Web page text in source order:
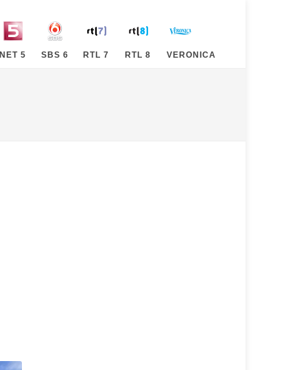
NET 5 SBS 6 RTL 7 RTL 8 VERONICA